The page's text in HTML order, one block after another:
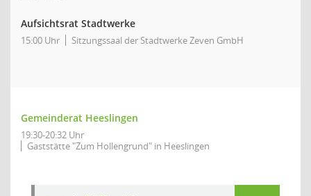
Aufsichtsrat Stadtwerke
15:00 Uhr Sitzungssaal der Stadtwerke Zeven GmbH
Gemeinderat Heeslingen
19:30-20:32 Uhr
Gaststätte "Zum Hollengrund" in Heeslingen